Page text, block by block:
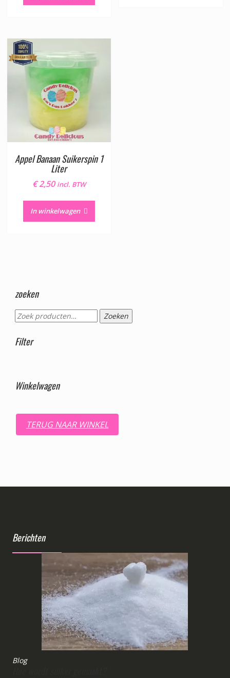
Appel Banaan Suikerspin 1
Liter
€2,50 incl. BTW
In winkelwagen
zoeken
Zoeken
naar:
Zoeken
Filter
Winkelwagen
TERUG NAAR WINKEL
Berichten
Blog